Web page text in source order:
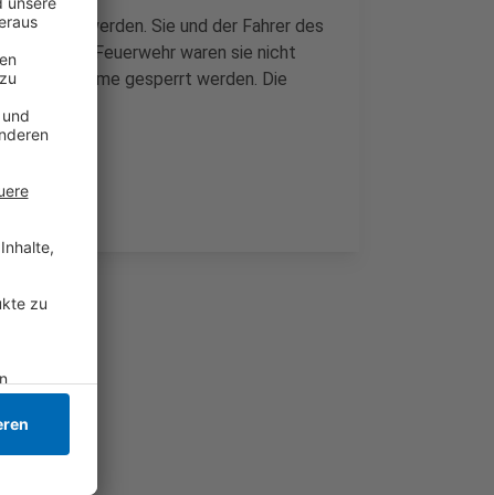
befreit werden. Sie und der Fahrer des
Laut der Feuerwehr waren sie nicht
gesperrt werden. Die